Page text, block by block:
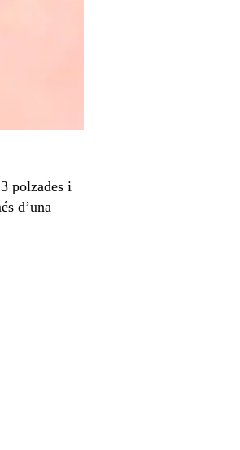
polzades i
d’una